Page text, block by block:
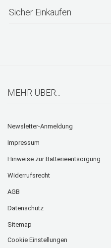
Sicher Einkaufen
MEHR ÜBER...
Newsletter-Anmeldung
Impressum
Hinweise zur Batterieentsorgung
Widerrufsrecht
AGB
Datenschutz
Sitemap
Cookie Einstellungen